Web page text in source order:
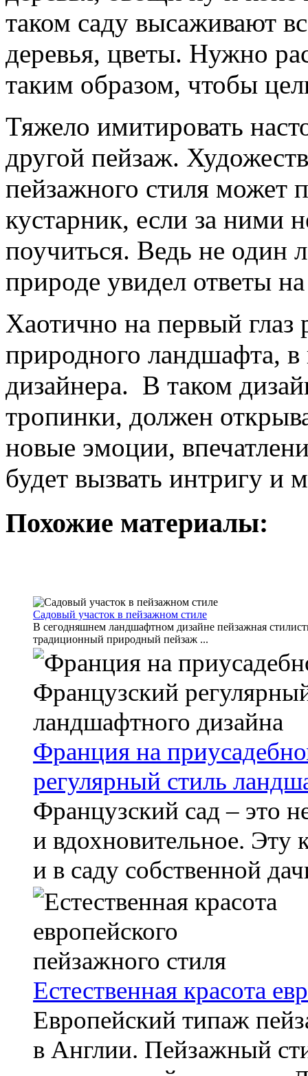
таком саду высаживают
деревья, цветы. Нужно
таким образом, чтобы
Тяжело имитировать
другой пейзаж.
пейзажного стиля может
кустарник, если за ними
поучиться. Ведь не один
природе увидел ответы
Хаотично на первый глаз
природного ландшафта, в
дизайнера. В таком
тропинки, должен
новые эмоции,
будет вызвать интригу и
Похожие материалы:
Садовый участок в пейзажном стиле
В сегодняшнем ландшафтном дизайне пейзажная
традиционный природный пейзаж ...
Франция на
регулярный стиль
Французский сад – это
и вдохновительное. Эту
и в саду собственной
Естественная красота
Европейский типаж
в Англии. Пейзажный